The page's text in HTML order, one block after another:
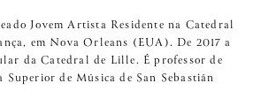
Jovem Artista Residente na Catedral
em Nova Orleans (EUA). De 2017 a
da Catedral de Lille. É professor de
Superior de Música de San Sebastián